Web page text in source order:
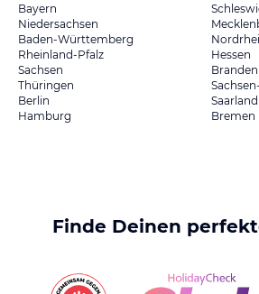
Bayern
Niedersachsen
Baden-Württemberg
Rheinland-Pfalz
Hessen
Sachsen
Thüringen
Berlin
Saarland
Hamburg
Bremen
Finde Deinen